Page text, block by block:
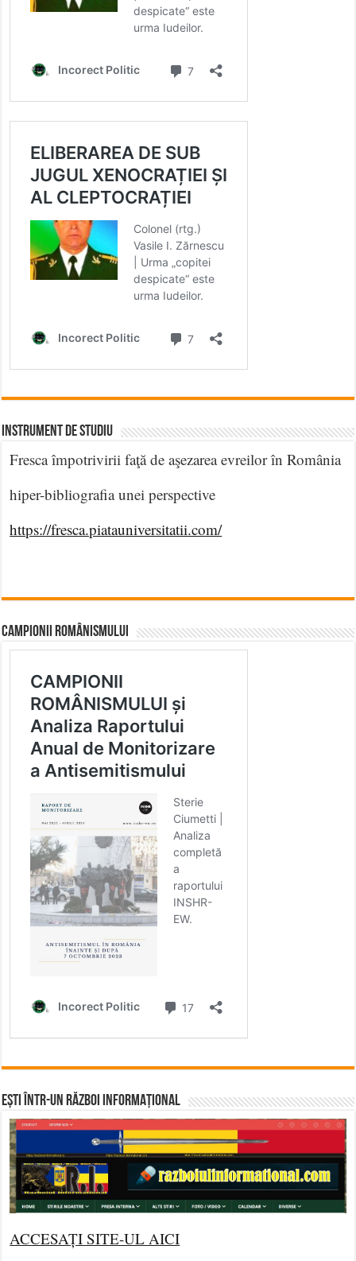
INSTRUMENT DE STUDIU
Fresca împotrivirii faţă de aşezarea evreilor în România
hiper-bibliografia unei perspective
https://fresca.piatauniversitatii.com/
CAMPIONII ROMÂNISMULUI
Ești într-un RĂZBOI INFORMAȚIONAL
ACCESAȚI SITE-UL AICI